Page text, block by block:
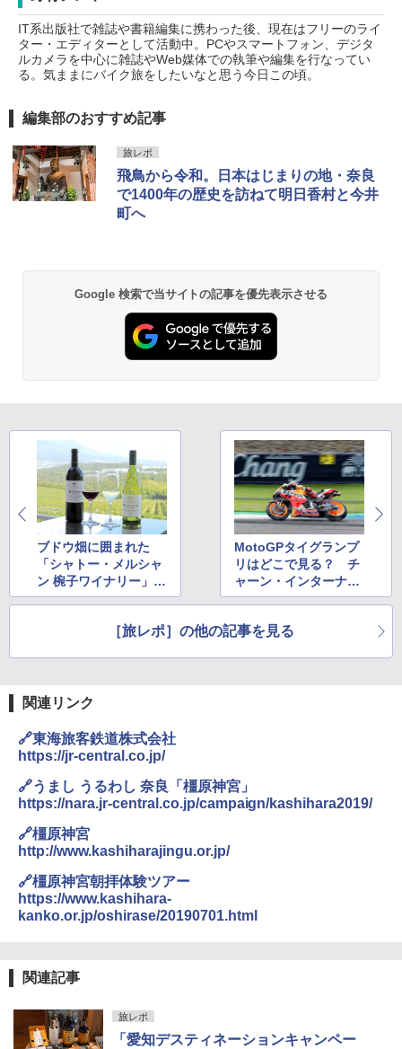
GRANDOOR ステンレス保冷剤 2個セット 2
026リニューアル 急速冷凍 空間倍増 衛生的
コンパクト 保冷力長持ち
DEWEL パラソル 大型 ビーチ アウトドアパ
ラソル ガーデン サイトシート付 折りたたみ
防水 UVカット 4段階高さ調整 軽量 収納袋付
き
熊撃退スプレー 熊よけスプレー 熊スプレー
【日本企業販売】超強力クマ対策スプレー 30
秒）射程5～10m 安全ロック搭載 携帯収納袋
付き ヒグマ・イノシシ対策 自治体・教育機
関の購入実績 登山・キャンプ・アウトドア・
送
ポインターライト 強力 小型 緑色/赤色/青紫色
USB充電式 高精度 超長距離照射 長時間使用
可能 安全ロック付き 高安全性 金属製耐久 コ
ンパクト多機能設計 持ち運び便利 アウトド
ア/オフィス/教育現場/展示会用 緑
￥1,180
ブラックラバーコーティング UPF50+ UVカ
ット 5000mm耐水圧 210D生地 遮光
IT系出版社で雑誌や書籍編集に携わった後、現在はフリーのライ
ター・エディターとして活動中。PCやスマートフォン、デジタ
ルカメラを中心に雑誌やWeb媒体での執筆や編集を行なってい
る。気ままにバイク旅をしたいなと思う今日この頃。
編集部のおすすめ記事
旅レポ
飛鳥から令和。日本はじまりの地・奈良
で1400年の歴史を訪ねて明日香村と今井
町へ
Google 検索で当サイトの記事を優先表示させる
ブドウ畑に囲まれた
「シャトー・メルシャ
ン 椀子ワイナリー」で
栽培から醸造までを見
MotoGPタイグランプ
リはどこで見る？ チ
ャーン・インターナシ
ョナル・サーキット観
してみた
［旅レポ］の他の記事を見る
関連リンク
🔗東海旅客鉄道株式会社
https://jr-central.co.jp/
🔗うまし うるわし 奈良「橿原神宮」
https://nara.jr-central.co.jp/campaign/kashihara2019/
🔗橿原神宮
http://www.kashiharajingu.or.jp/
🔗橿原神宮朝拝体験ツアー
https://www.kashihara-
kanko.or.jp/oshirase/20190701.html
関連記事
旅レポ
「愛知デスティネーションキャンペー